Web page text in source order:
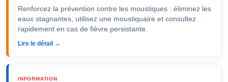
Renforcez la prévention contre les moustiques : éliminez les
eaux stagnantes, utilisez une moustiquaire et consultez
rapidement en cas de fièvre persistante.
Lire le détail →
INFORMATION